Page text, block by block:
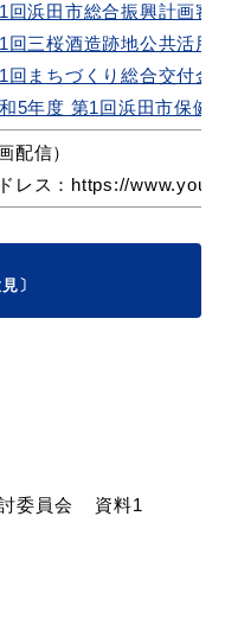
税金
支援・助成制度
回浜田市総合振興計画審
回三桜酒造跡地公共活用
回まちづくり総合交付
5年度 第1回浜田市保健
配信）
レス：https://
〕
委員会 資料1